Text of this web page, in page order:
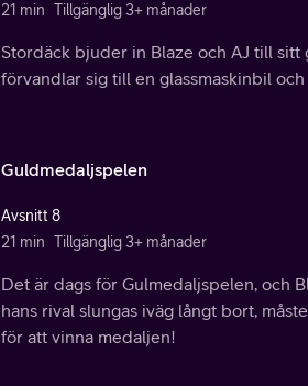
21 min Tillgänglig 3+ månader
Stordäck bjuder in Blaze och AJ till sitt
förvandlar sig till en glassmaskinbil
Guldmedaljspelen
Avsnitt 8
21 min Tillgänglig 3+ månader
Det är dags för Gulmedaljspelen, och
hans rival slungas iväg långt bort,
för att vinna medaljen!